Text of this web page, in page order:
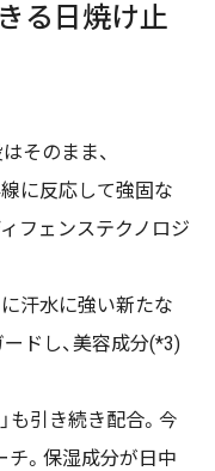
る⽇焼け⽌
そのまま、
に反応して強固な
フェンステクノロジ
汗⽔に強い新たな
ドし、美容成分(*3)
も引き続き配合。今
。保湿成分が⽇中